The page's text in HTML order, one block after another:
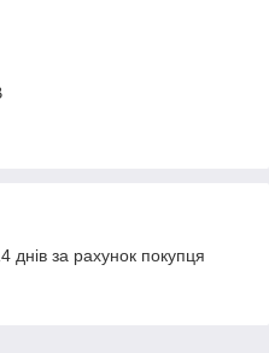
за рахунок покупця